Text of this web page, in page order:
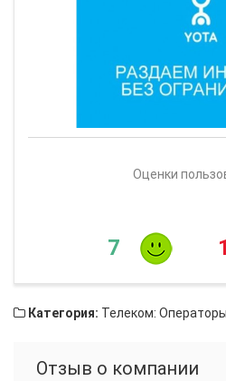
Оценки
7
Категория: Телеком:
Отзыв о компании